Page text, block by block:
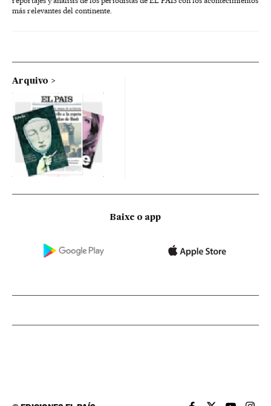
más relevantes del continente.
Arquivo
Baixe o app